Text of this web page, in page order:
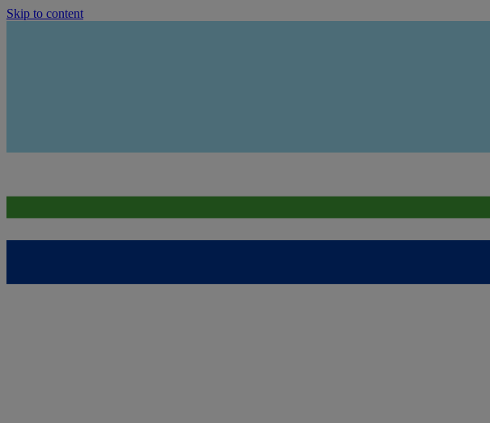
Skip to content